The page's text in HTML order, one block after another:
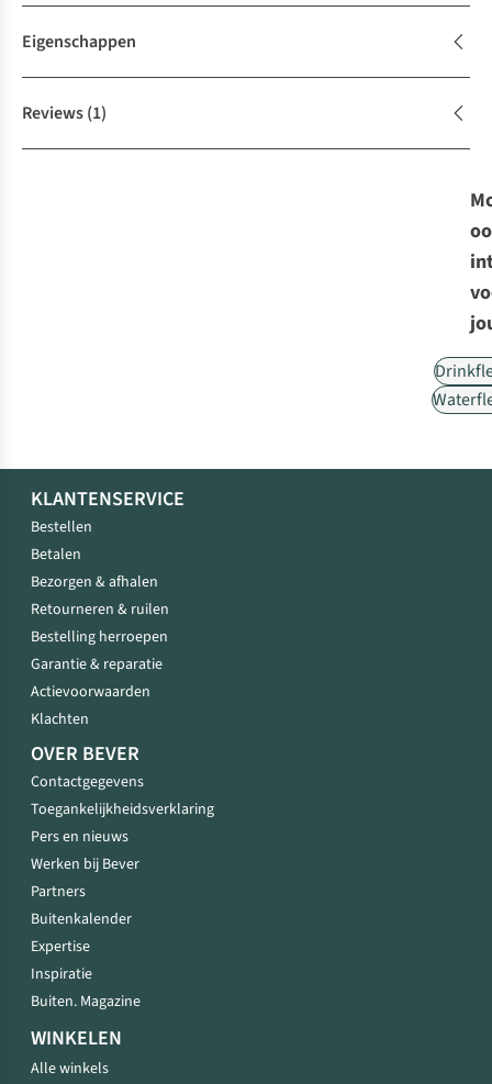
Eigenschappen
Reviews(1)
KLANTENSERVICE
Bestellen
Betalen
Bezorgen & afhalen
Retourneren & ruilen
Bestelling herroepen
Garantie & reparatie
Actievoorwaarden
Klachten
OVER BEVER
Contactgegevens
Toegankelijkheidsverklaring
Pers en nieuws
Werken bij Bever
Partners
Buitenkalender
Expertise
Inspiratie
Buiten. Magazine
WINKELEN
Alle winkels